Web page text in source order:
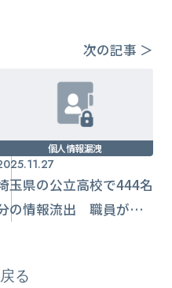
次の記事 ＞
個人情報漏洩
玉県の公立高校で444名
の情報流出 職員が操
る